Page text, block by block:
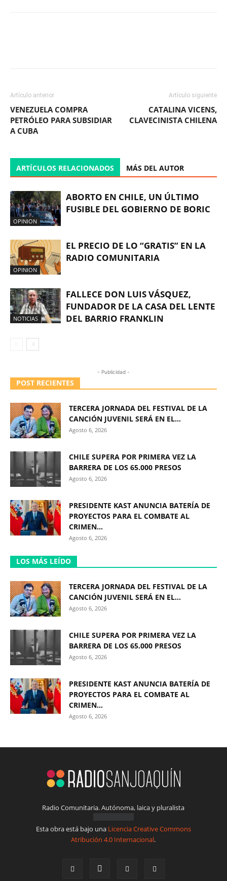
Artículo anterior
VENEZUELA COMPRA
PETRÓLEO PARA SUBSIDIAR
A CUBA
Artículo siguiente
CATALINA VICENS,
CLAVECINISTA CHILENA
ARTÍCULOS RELACIONADOS MÁS DEL AUTOR
OPINION
ABORTO EN CHILE, UN ÚLTIMO
FUSIBLE DEL GOBIERNO DE BORIC
OPINION
EL PRECIO DE LO “GRATIS” EN LA
RADIO COMUNITARIA
NOTICIAS
FALLECE DON LUIS VÁSQUEZ,
FUNDADOR DE LA CASA DEL LENTE
DEL BARRIO FRANKLIN
- Publicidad -
POST RECIENTES
TERCERA JORNADA DEL FESTIVAL DE LA
CANCIÓN JUVENIL SERÁ EN EL...
Agosto 6, 2026
CHILE SUPERA POR PRIMERA VEZ LA
BARRERA DE LOS 65.000 PRESOS
Agosto 6, 2026
PRESIDENTE KAST ANUNCIA BATERÍA DE
PROYECTOS PARA EL COMBATE AL
CRIMEN...
Agosto 6, 2026
LOS MÁS LEÍDO
TERCERA JORNADA DEL FESTIVAL DE LA
CANCIÓN JUVENIL SERÁ EN EL...
Agosto 6, 2026
CHILE SUPERA POR PRIMERA VEZ LA
BARRERA DE LOS 65.000 PRESOS
Agosto 6, 2026
PRESIDENTE KAST ANUNCIA BATERÍA DE
PROYECTOS PARA EL COMBATE AL
CRIMEN...
Agosto 6, 2026
Radio Comunitaria. Autónoma, laica y pluralista
Esta obra está bajo una Licencia Creative Commons
Atribución 4.0 Internacional.